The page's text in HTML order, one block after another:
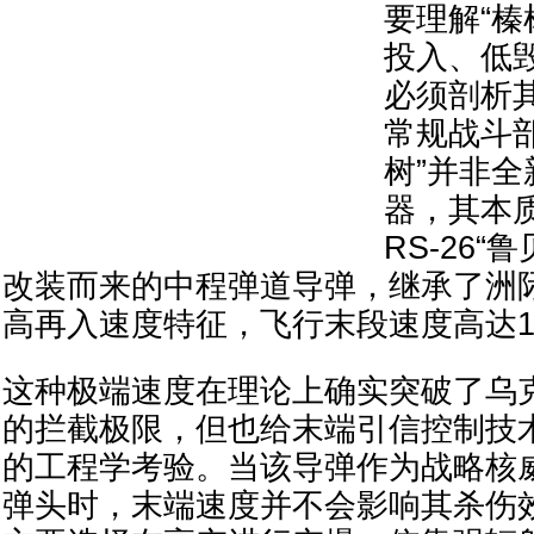
要理解“榛
投入、低
必须剖析
常规战斗
树”并非
器，其本
RS-26“鲁
改装而来的中程弹道导弹，继承了洲
高再入速度特征，飞行末段速度高达
这种极端速度在理论上确实突破了乌
的拦截极限，但也给末端引信控制技
的工程学考验。当该导弹作为战略核
弹头时，末端速度并不会影响其杀伤